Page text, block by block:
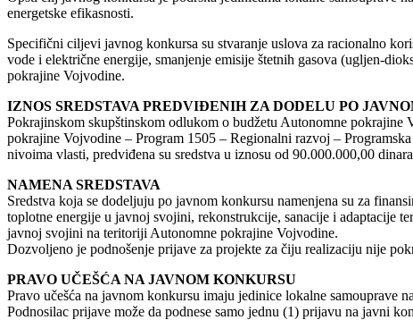
energetske efikasnosti.
Specifični ciljevi javnog konkursa su stvaranje uslova za racionalno
vode i električne energije, smanjenje emisije štetnih gasova (ugljen-
pokrajine Vojvodine.
IZNOS SREDSTAVA PREDVIĐENIH ZA DODELU PO
Pokrajinskom skupštinskom odlukom o budžetu Autonomne
pokrajine Vojvodine – Program 1505 – Regionalni razvoj –
nivoima vlasti, predviđena su sredstva u iznosu od 90.000.000,00
NAMENA SREDSTAVA
Sredstva koja se dodeljuju po javnom konkursu namenjena su za
toplotne energije u javnoj svojini, rekonstrukcije, sanacije i adaptacije
javnoj svojini na teritoriji Autonomne pokrajine Vojvodine.
Dozvoljeno je podnošenje prijave za projekte za čiju realizaciju nije
PRAVO UČEŠĆA NA JAVNOM KONKURSU
Pravo učešća na javnom konkursu imaju jedinice lokalne samouprave
Podnosilac prijave može da podnese samo jednu (1) prijavu na javni